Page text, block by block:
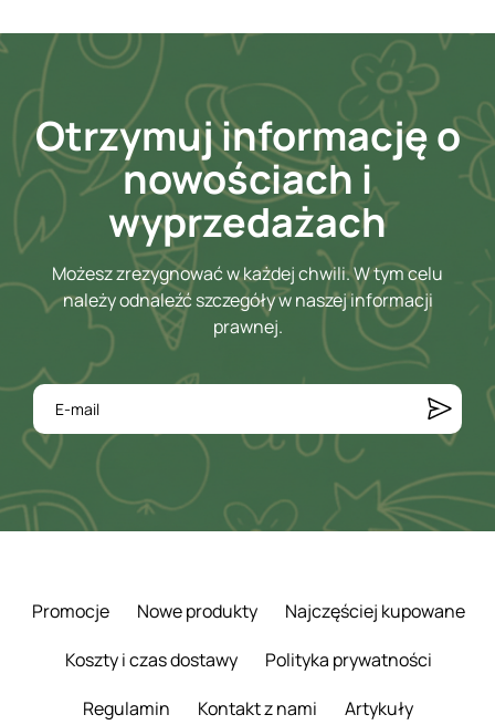
Otrzymuj informację o
nowościach i
wyprzedażach
Możesz zrezygnować w każdej chwili. W tym celu
należy odnaleźć szczegóły w naszej informacji
prawnej.
Promocje Nowe produkty
Najczęściej kupowane
Koszty i czas dostawy
Polityka prywatności
Regulamin
Kontakt z nami Artykuły